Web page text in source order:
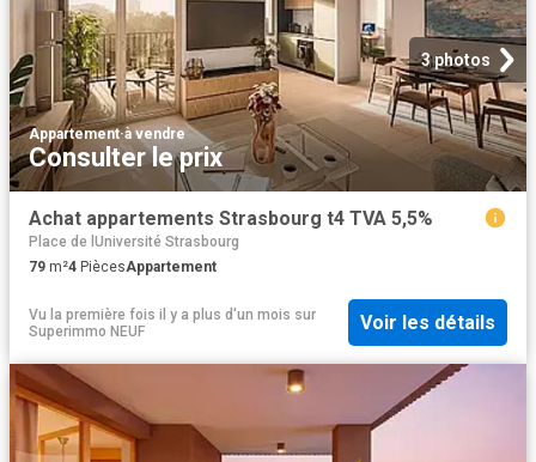
3 photos
Appartement·à vendre
Consulter le prix
Achat appartements Strasbourg t4 TVA 5,5%
Place de lUniversité Strasbourg
79 m²4 PiècesAppartement
Vu la première fois il y a plus d'un mois sur
Superimmo NEUF
Voir les détails